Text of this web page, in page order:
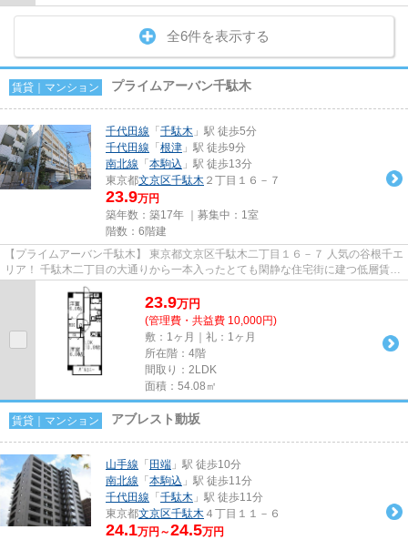
全6件を表示する
賃貸｜マンション プライムアーバン千駄木
千代田線 「 千駄木 」駅 徒歩5分
千代田線 「 根津 」駅 徒歩9分
南北線 「 本駒込 」駅 徒歩13分
東京都文京区千駄木 ２丁目１６－７
23.9万円
築年数：築17年 ｜募集中： 1室
階数：6階建
【プライムアーバン千駄木】 東京都文京区千駄木二丁目１６－７ 人気の谷根千エ
リア！ 千駄木二丁目の大通りから一本入ったとても閑静な住宅街に建つ低層賃貸
マンションです！ 1階には...
23.9万円
(管理費・共益費 10,000円)
敷：1ヶ月｜礼：1ヶ月
所在階：4階
間取り：2LDK
面積：54.08㎡
賃貸｜マンション アブレスト動坂
山手線 「 田端 」駅 徒歩10分
南北線 「 本駒込 」駅 徒歩11分
千代田線 「 千駄木 」駅 徒歩11分
東京都文京区千駄木 ４丁目１１－６
24.1万円～24.5万円